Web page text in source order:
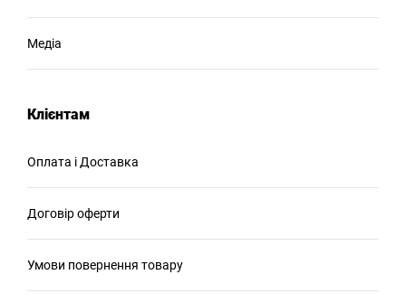
Медіа
Клієнтам
Оплата і Доставка
Договір оферти
Умови повернення товару